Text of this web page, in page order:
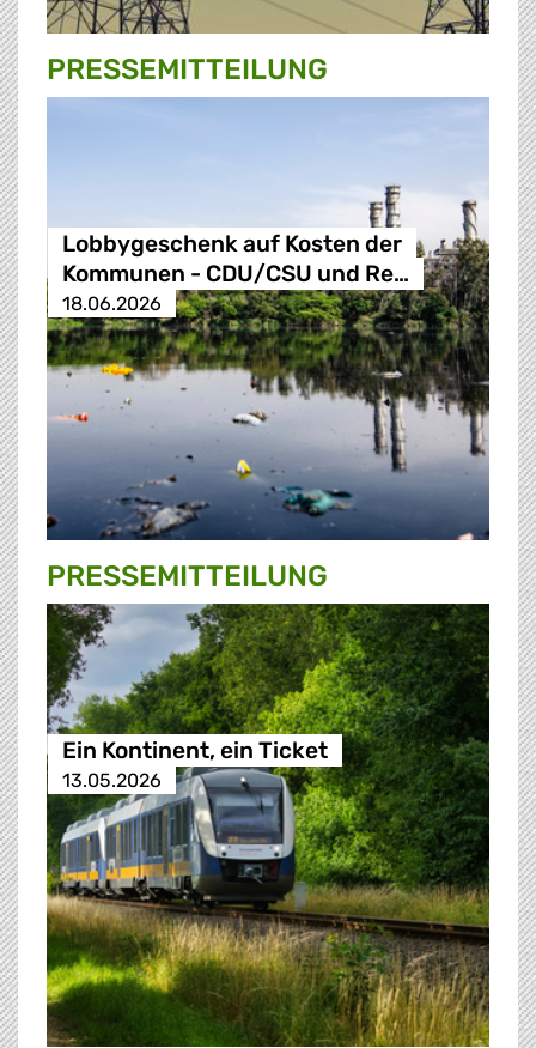
PRESSE­MITTEILUNG
Lobbygeschenk auf Kosten der
Kommunen - CDU/CSU und Re…
18.06.2026
PRESSE­MITTEILUNG
Ein Kontinent, ein Ticket
13.05.2026